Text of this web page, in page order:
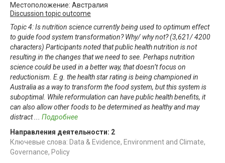
Местоположение: Австралия
Discussion topic outcome
Topic 4: Is nutrition science currently being used to optimum effect
to guide food system transformation? Why/ why not? (3,621/ 4200
characters) Participants noted that public health nutrition is not
resulting in the changes that we need to see. Perhaps nutrition
science could be used in a better way, that doesn’t focus on
reductionism. E.g. the health star rating is being championed in
Australia as a way to transform the food system, but this system is
suboptimal. While reformulation can have public health benefits, it
can also allow other foods to be determined as healthy and may
distract
Подробнее
Направления деятельности: 2
Ключевые слова: Data & Evidence, Environment and Climate,
Governance, Policy